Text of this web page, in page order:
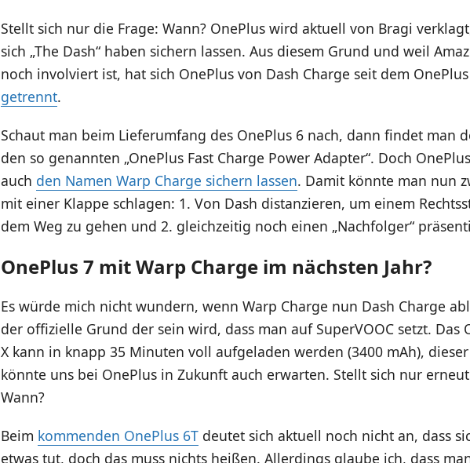
Stellt sich nur die Frage: Wann? OnePlus wird aktuell von Bragi
sich „The Dash“ haben sichern lassen. Aus diesem Grund und weil
noch involviert ist, hat sich OnePlus von Dash Charge seit dem
getrennt.
Schaut man beim Lieferumfang des OnePlus 6 nach, dann findet man
den so genannten „OnePlus Fast Charge Power Adapter“. Doch
auch den Namen Warp Charge sichern lassen. Damit könnte man nun
mit einer Klappe schlagen: 1. Von Dash distanzieren, um einem
dem Weg zu gehen und 2. gleichzeitig noch einen „Nachfolger“
OnePlus 7 mit Warp Charge im nächsten Jahr?
Es würde mich nicht wundern, wenn Warp Charge nun Dash Charge
der offizielle Grund der sein wird, dass man auf SuperVOOC setzt. Das
X kann in knapp 35 Minuten voll aufgeladen werden (3400 mAh),
könnte uns bei OnePlus in Zukunft auch erwarten. Stellt sich nur
Wann?
Beim kommenden OnePlus 6Tdeutet sich aktuell noch nicht an, dass
etwas tut, doch das muss nichts heißen. Allerdings glaube ich, dass